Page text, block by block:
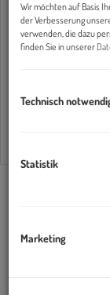
Zimmer
Wir möchten auf Basis
der Verbesserung
verwenden, die dazu
finden Sie in unserer
Technisch
Statistik
Marketing